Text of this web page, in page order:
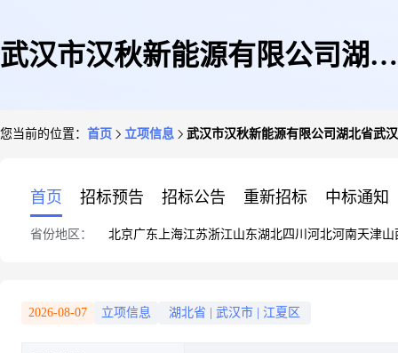
武汉市汉秋新能源有限公司湖北
您当前的位置： 首页 立项信息 武汉市汉秋新能源有限公司湖北省武
首页 招标预告 招标公告 重新招标 中标通知
省份地区： 北京广东 上海江苏浙江山东湖北四川 河北河南天津山
2026-08-07 立项信息 湖北省 武汉市 江夏区